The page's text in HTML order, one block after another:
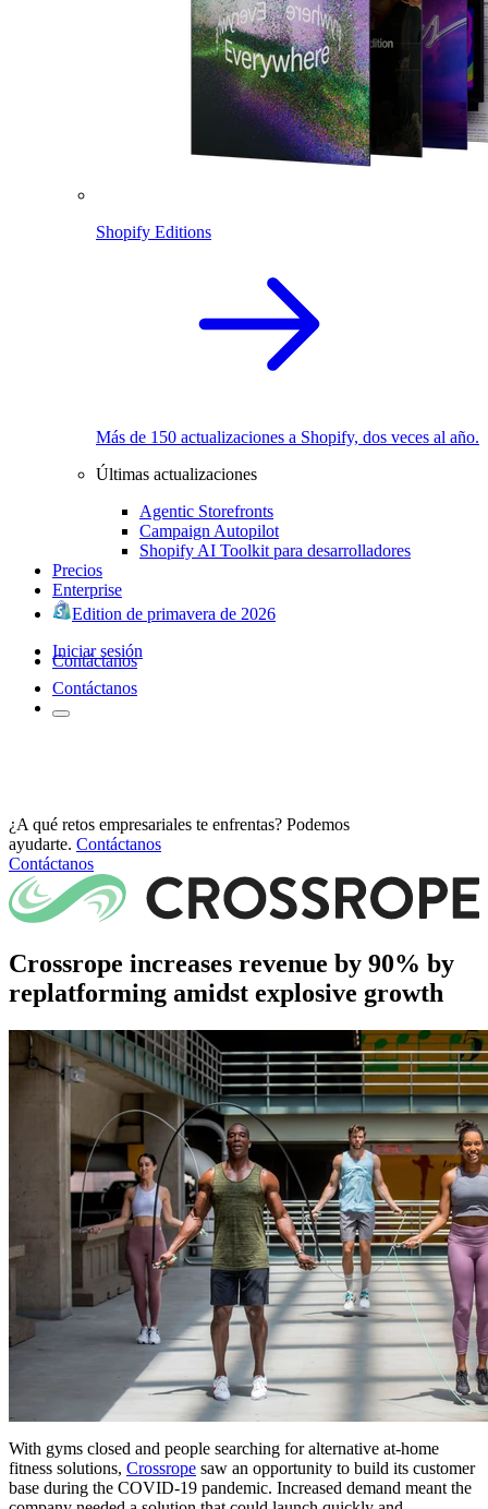
Shopify Editions
Más de 150 actualizaciones a Shopify, dos veces al año.
Últimas actualizaciones
Agentic Storefronts
Campaign Autopilot
Shopify AI Toolkit para desarrolladores
Precios
Enterprise
Edition de primavera de 2026
Iniciar sesión
Contáctanos
Contáctanos
¿A qué retos empresariales te enfrentas? Podemos
ayudarte. Contáctanos
Contáctanos
Crossrope increases revenue by 90% by
replatforming amidst explosive growth
With gyms closed and people searching for alternative at-home
fitness solutions, Crossrope saw an opportunity to build its customer
base during the COVID-19 pandemic. Increased demand meant the